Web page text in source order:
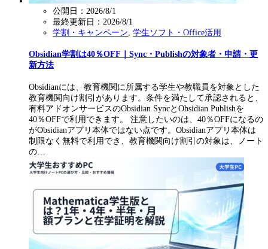
公開日：2026/8/1
最終更新日： 2026/8/1
学割・キャンペーン 学生ソフト・Office活用
Obsidian学割は40％OFF｜Sync・Publishの対象者・申請・更
新方法
Obsidianには、教育機関に所属する学生や教職員を対象とした
教育機関向け割引があります。条件を満たして承認されると、
有料アドオンサービスのObsidian SyncとObsidian Publishを
40％OFFで利用できます。 注意したいのは、40％OFFになるの
がObsidianアプリ本体ではない点です。Obsidianアプリ本体は
制限なく無料で利用でき、教育機関向け割引の対象は、ノート
の…